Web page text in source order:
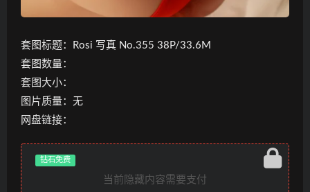
套图标题：Rosi 写真 No.355 38P/33.6M
套图数量：
套图大小：
图片质量：无
网盘链接：
钻石免费
当前隐藏内容需要支付